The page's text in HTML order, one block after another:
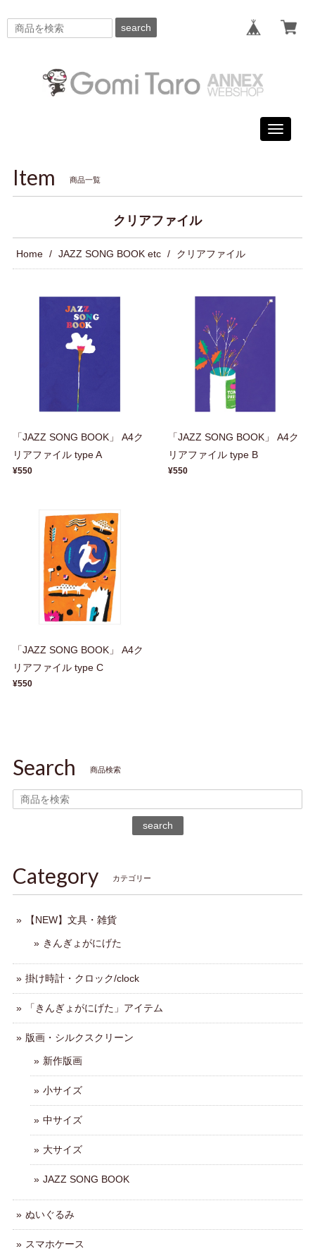
search
Toggle
Item 商品一覧
クリアファイル
Home JAZZ SONG BOOK etc クリアファイル
「JAZZ SONG BOOK」 A4ク
リアファイル type A
¥550
「JAZZ SONG BOOK」 A4ク
リアファイル type B
¥550
「JAZZ SONG BOOK」 A4ク
リアファイル type C
¥550
Search 商品検索
search
Category カテゴリー
【NEW】文具・雑貨
きんぎょがにげた
掛け時計・クロック/clock
「きんぎょがにげた」アイテム
版画・シルクスクリーン
新作版画
小サイズ
中サイズ
大サイズ
JAZZ SONG BOOK
ぬいぐるみ
スマホケース